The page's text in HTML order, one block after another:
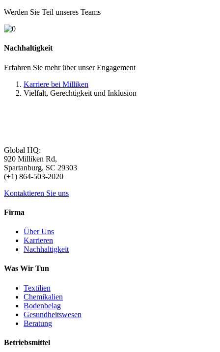
Werden Sie Teil unseres Teams
Nachhaltigkeit
Erfahren Sie mehr über unser Engagement
Karriere bei Milliken
Vielfalt, Gerechtigkeit und Inklusion
Global HQ:
920 Milliken Rd,
Spartanburg, SC 29303
(+1) 864-503-2020
Kontaktieren Sie uns
Firma
Über Uns
Karrieren
Nachhaltigkeit
Was Wir Tun
Textilien
Chemikalien
Bodenbelag
Gesundheitswesen
Beratung
Betriebsmittel